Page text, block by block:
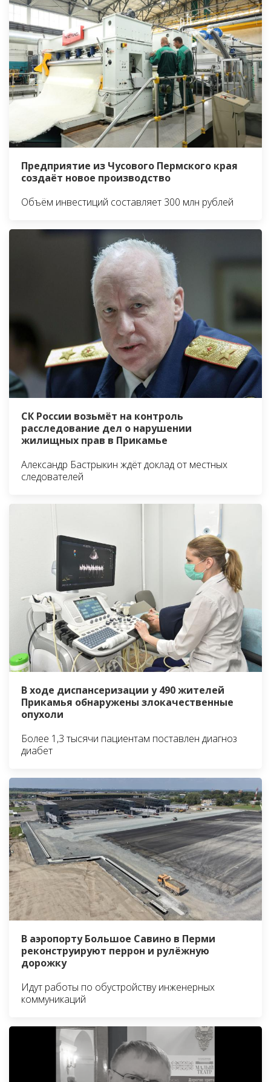
Предприятие из Чусового Пермского края
создаёт новое производство
Объём инвестиций составляет 300 млн рублей
СК России возьмёт на контроль
расследование дел о нарушении
жилищных прав в Прикамье
Александр Бастрыкин ждёт доклад от местных
следователей
В ходе диспансеризации у 490 жителей
Прикамья обнаружены злокачественные
опухоли
Более 1,3 тысячи пациентам поставлен диагноз
диабет
В аэропорту Большое Савино в Перми
реконструируют перрон и рулёжную
дорожку
Идут работы по обустройству инженерных
коммуникаций